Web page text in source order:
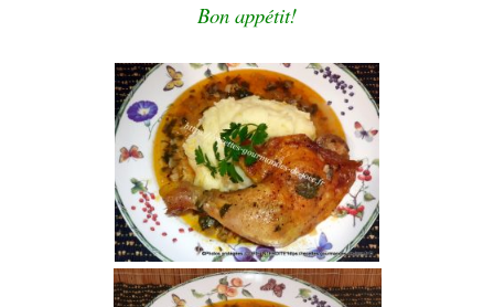
Bon appétit!